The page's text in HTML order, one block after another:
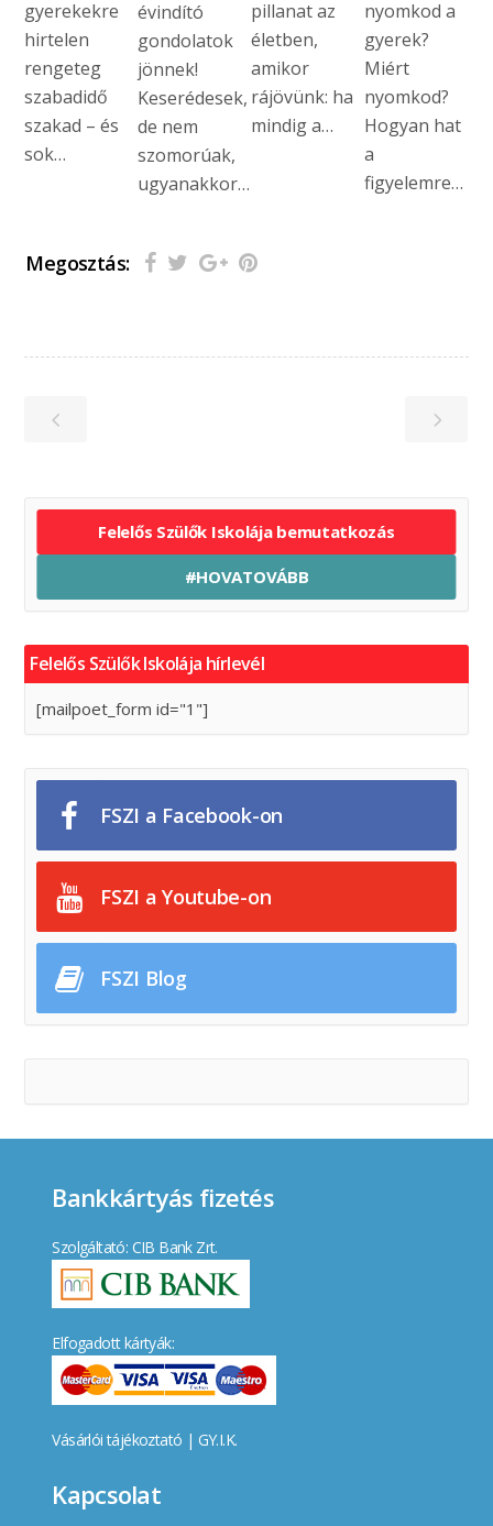
gyerekekre
hirtelen
rengeteg
szabadidő
szakad – és
sok…
évindító
gondolatok
jönnek!
Keserédesek,
de nem
szomorúak,
ugyanakkor…
pillanat az
életben,
amikor
rájövünk: ha
mindig a…
nyomkod a
gyerek?
Miért
nyomkod?
Hogyan hat
a
figyelemre…
Megosztás:
Felelős Szülők Iskolája bemutatkozás
#HOVATOVÁBB
Felelős Szülők Iskolája hírlevél
[mailpoet_form id="1"]
FSZI a Facebook-on
FSZI a Youtube-on
FSZI Blog
Bankkártyás fizetés
Szolgáltató: CIB Bank Zrt.
Elfogadott kártyák:
Vásárlói tájékoztató | GY.I.K.
Kapcsolat